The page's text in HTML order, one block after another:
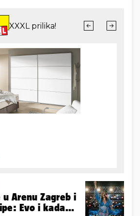
Arenu Zagreb i
Evo i kada...